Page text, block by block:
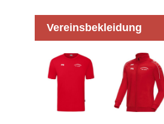
Vereinsbekleidung